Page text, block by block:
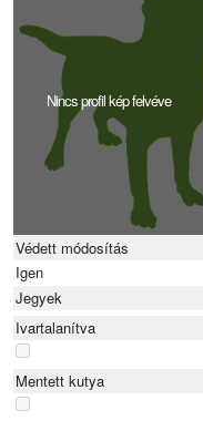
Nincs profil kép felvéve
Védett módosítás
Igen
Jegyek
Ivartalanítva
Mentett kutya